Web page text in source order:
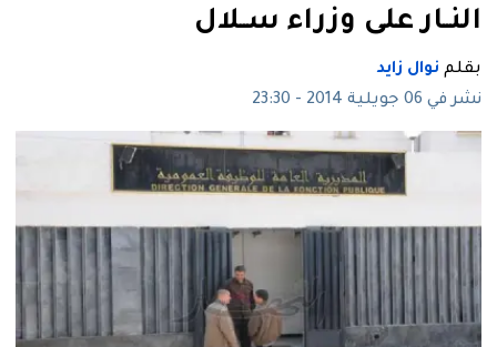
النــار على وزراء ســلال
بقلم نوال زايد
نشر في 06 جويلية 2014 - 23:30